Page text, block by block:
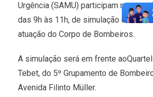
Urgência (SAMU) participam nesta
das 9h às 11h, de simulação de
atuação do Corpo de Bombeiros.
A simulação será em frente
Tebet, do 5º Grupamento de
Avenida Filinto Müller.